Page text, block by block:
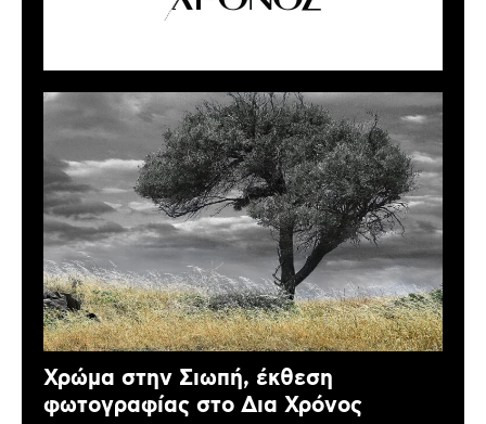
Χρώμα στην Σιωπή, έκθεση
φωτογραφίας στο Δια Χρόνος